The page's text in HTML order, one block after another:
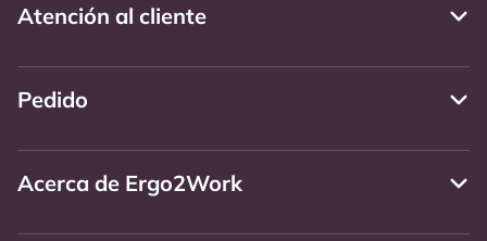
Atención al cliente
Pedido
Acerca de Ergo2Work